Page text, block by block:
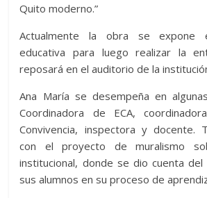
Quito moderno.”
Actualmente la obra se expone
educativa para luego realizar la
reposará en el auditorio de la
Ana María se desempeña en
Coordinadora de ECA,
Convivencia, inspectora y docente.
con el proyecto de muralismo
institucional, donde se dio cuenta
sus alumnos en su proceso de